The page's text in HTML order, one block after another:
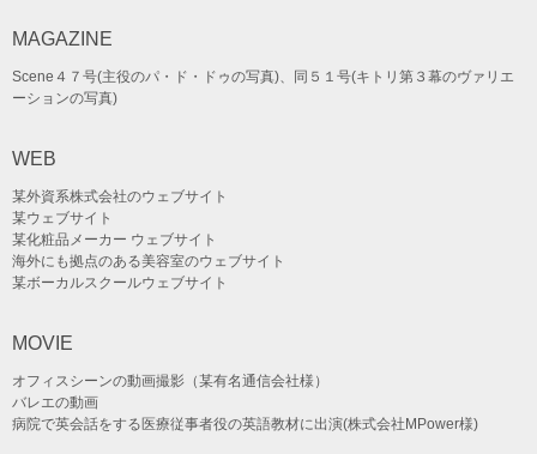
MAGAZINE
Scene４７号(主役のパ・ド・ドゥの写真)、同５１号(キトリ第３幕のヴァリエ
ーションの写真)
WEB
某外資系株式会社のウェブサイト
某ウェブサイト
某化粧品メーカー ウェブサイト
海外にも拠点のある美容室のウェブサイト
某ボーカルスクールウェブサイト
MOVIE
オフィスシーンの動画撮影（某有名通信会社様）
バレエの動画
病院で英会話をする医療従事者役の英語教材に出演(株式会社MPower様)